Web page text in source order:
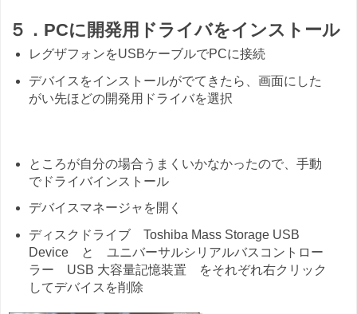
５．PCに開発用ドライバをインストール
レグザフォンをUSBケーブルでPCに接続
デバイスをインストールがでてきたら、画面にした
がい先ほどの開発用ドライバを選択
ところが自分の場合うまくいかなかったので、手動
でドライバインストール
デバイスマネージャを開く
ディスクドライブ Toshiba Mass Storage USB
Device と ユニバーサルシリアルバスコントロー
ラー USB 大容量記憶装置 をそれぞれ右クリック
してデバイスを削除